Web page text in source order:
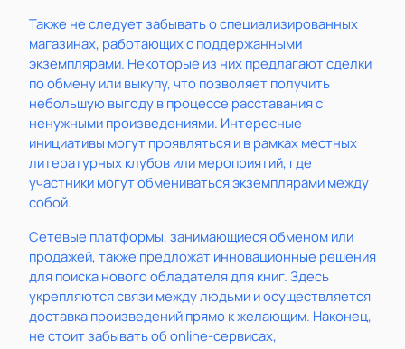
Также не следует забывать о специализированных
магазинах, работающих с поддержанными
экземплярами. Некоторые из них предлагают сделки
по обмену или выкупу, что позволяет получить
небольшую выгоду в процессе расставания с
ненужными произведениями. Интересные
инициативы могут проявляться и в рамках местных
литературных клубов или мероприятий, где
участники могут обмениваться экземплярами между
собой.
Сетевые платформы, занимающиеся обменом или
продажей, также предложат инновационные решения
для поиска нового обладателя для книг. Здесь
укрепляются связи между людьми и осуществляется
доставка произведений прямо к желающим. Наконец,
не стоит забывать об online-сервисах,